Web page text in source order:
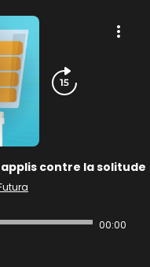
applis contre la solitude
00:00